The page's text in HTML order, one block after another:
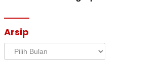
Morombo Pantai
Arsip
Arsip